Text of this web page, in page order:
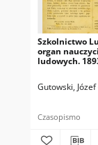
Szkolnictwo
organ
ludowych.
Gutowski,
Czasopismo